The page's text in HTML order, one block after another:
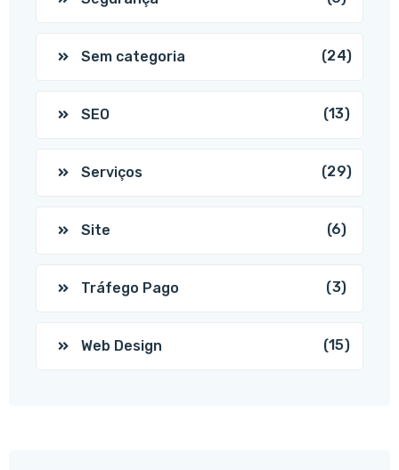
Sem categoria (24)
SEO (13)
Serviços (29)
Site (6)
Tráfego Pago (3)
Web Design (15)